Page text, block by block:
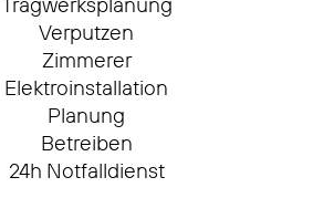
Tragwerksplanung
Verputzen
Zimmerer
Elektroinstallation
Planung
Betreiben
24h Notfalldienst